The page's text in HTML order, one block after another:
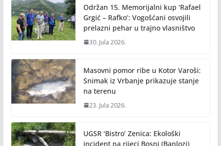
Održan 15. Memorijalni kup ‘Rafael
Grgić – Rafko’: Vogošćani osvojili
prelazni pehar u trajno vlasništvo
30. Jula 2026.
Masovni pomor ribe u Kotor Varoši:
Snimak iz Vrbanje prikazuje stanje
na terenu
23. Jula 2026.
UGSR ‘Bistro’ Zenica: Ekološki
incident na rijeci Bosni (Banlozi)